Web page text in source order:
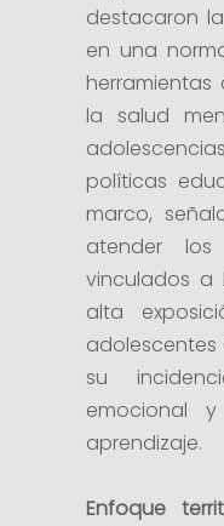
destacaron
en una
la salud
políticas
marco,
atender los
vinculados
alta
adolescentes
su
emocional
aprendizaje.
Enfoque